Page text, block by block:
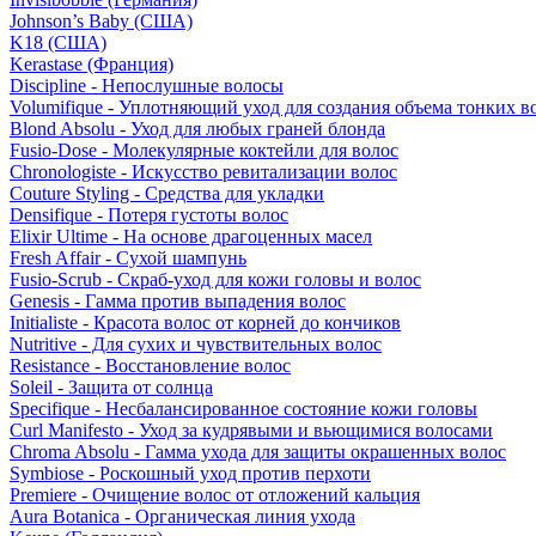
Johnson’s Baby (США)
K18 (США)
Kerastase (Франция)
Discipline - Непослушные волосы
Volumifique - Уплотняющий уход для создания объема тонких
Blond Absolu - Уход для любых граней блонда
Fusio-Dose - Молекулярные коктейли для волос
Chronologiste - Искусство ревитализации волос
Couture Styling - Средства для укладки
Densifique - Потеря густоты волос
Elixir Ultime - На основе драгоценных масел
Fresh Affair - Сухой шампунь
Fusio-Scrub - Скраб-уход для кожи головы и волос
Genesis - Гамма против выпадения волос
Initialiste - Красота волос от корней до кончиков
Nutritive - Для сухих и чувствительных волос
Resistance - Восстановление волос
Soleil - Защита от солнца
Specifique - Несбалансированное состояние кожи головы
Curl Manifesto - Уход за кудрявыми и вьющимися волосами
Chroma Absolu - Гамма ухода для защиты окрашенных волос
Symbiose - Роскошный уход против перхоти
Premiere - Очищение волос от отложений кальция
Aura Botanica - Органическая линия ухода